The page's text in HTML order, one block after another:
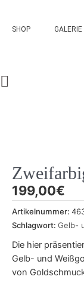
springen
SHOP GALERIE
199,00€
Artikelnummer:
Schlagwort: Gelb-
Die hier
Gelb- und
von